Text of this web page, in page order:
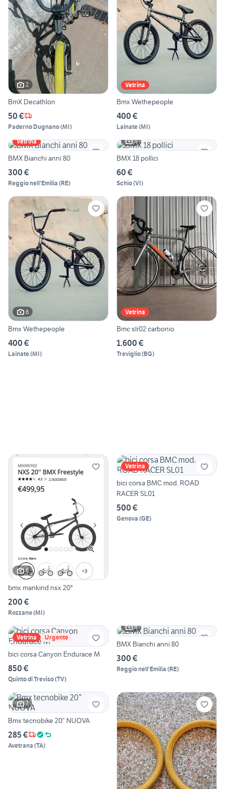
2
BmX Decathlon
50 €
Paderno Dugnano(MI)
Vetrina
Bmx Wethepeople
400 €
Lainate(MI)
Vetrina
BMX Bianchi anni 80
300 €
Reggio nell'Emilia (RE)
3
BMX 18 pollici
60 €
Schio(VI)
6
Bmx Wethepeople
400 €
Lainate(MI)
Vetrina
Bmc slr02 carbonio
1.600 €
Treviglio(BG)
6
bmx mankind nsx 20"
200 €
Rozzano(MI)
Vetrina
bici corsa BMC mod. ROAD
RACER SL01
500 €
Genova (GE)
Vetrina Urgente
bici corsa Canyon Endurace M
850 €
Quinto di Treviso(TV)
6
BMX Bianchi anni 80
300 €
Reggio nell'Emilia (RE)
7
Bmx tecnobike 20” NUOVA
285 €
Avetrana (TA)